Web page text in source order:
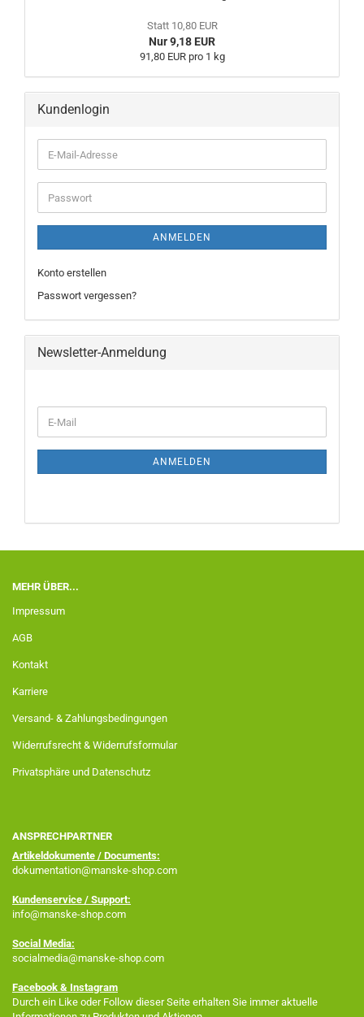
Statt 10,80 EUR
Nur 9,18 EUR
91,80 EUR pro 1 kg
Kundenlogin
ANMELDEN
Konto erstellen
Passwort vergessen?
Newsletter-Anmeldung
ANMELDEN
MEHR ÜBER...
Impressum
AGB
Kontakt
Karriere
Versand- & Zahlungsbedingungen
Widerrufsrecht & Widerrufsformular
Privatsphäre und Datenschutz
ANSPRECHPARTNER
Artikeldokumente / Documents:
dokumentation@manske-shop.com
Kundenservice / Support:
info@manske-shop.com
Social Media:
socialmedia@manske-shop.com
Facebook & Instagram
Durch ein Like oder Follow dieser Seite erhalten Sie immer aktuelle